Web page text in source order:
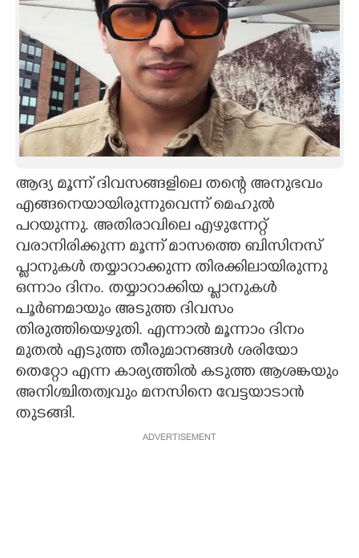
ആദ്യ മൂന്ന് ദിവസങ്ങളിലെ തന്റെ അനുഭവം
എങ്ങനെയായിരുന്നുവെന്ന് മെഹുൽ
പറയുന്നു. അതിരാവിലെ എഴുന്നേറ്റ്
വരാനിരിക്കുന്ന മൂന്ന് മാസത്തെ ബിസിനസ്
പ്ലാനുകൾ തയ്യാറാക്കുന്ന തിരക്കിലായിരുന്നു
ഒന്നാം ദിനം. തയ്യാറാക്കിയ പ്ലാനുകൾ
പൂർണമായും അടുത്ത ദിവസം
തിരുത്തിയെഴുതി. എന്നാൽ മൂന്നാം ദിനം
മുതൽ എടുത്ത തീരുമാനങ്ങൾ ശരിയോ
തെറ്റോ എന്ന കാര്യത്തിൽ കടുത്ത ആശങ്കയും
അനിശ്ചിതത്വവും മനസിനെ വേട്ടയാടാൻ
തുടങ്ങി.
ADVERTISEMENT